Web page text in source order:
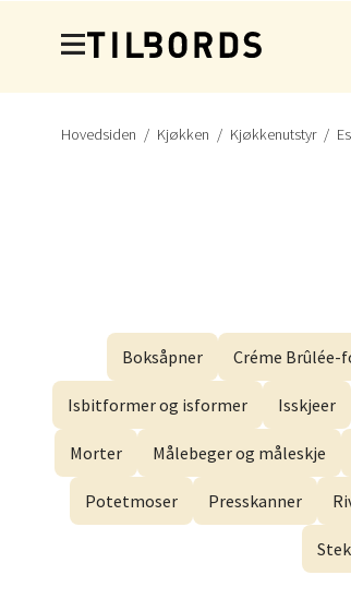
Hovedsiden Kjøkken Kjøkkenutstyr
Boksåpner Créme Brûlée-
Isbitformer og isformer Isskjeer
Morter Målebeger og måleskje
Potetmoser Presskanner